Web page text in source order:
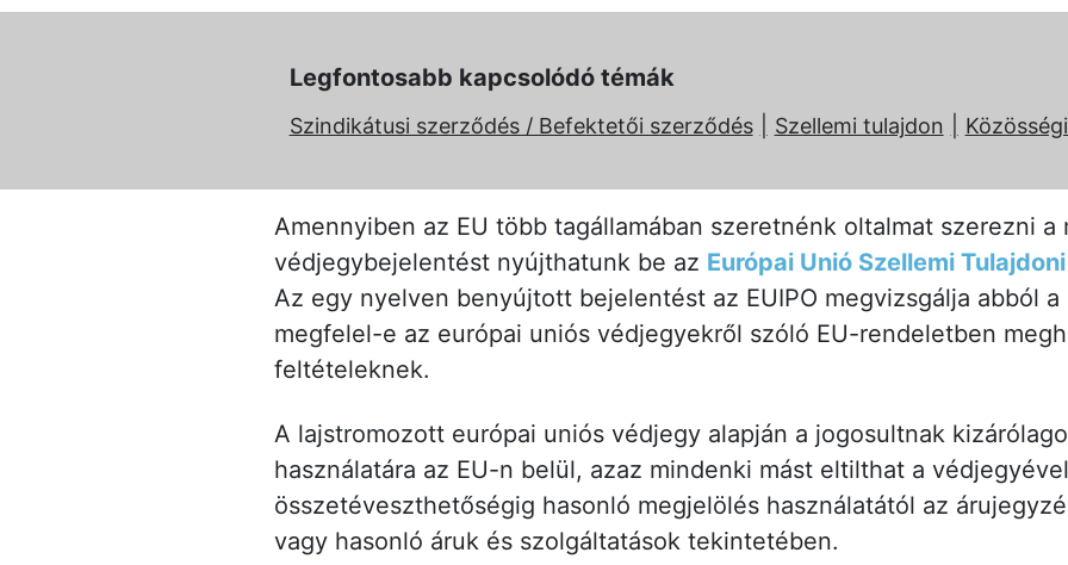
Legfontosabb kapcsolódó témák
Szindikátusi szerződés / Befektetői szerződés Szellemi tulajdon
Amennyiben az EU több tagállamában szeretnénk oltalmat szerezni a
védjegybejelentést nyújthatunk be az Európai Unió Szellemi
Az egy nyelven benyújtott bejelentést az EUIPO megvizsgálja abból
megfelel-e az európai uniós védjegyekről szóló EU-rendeletben
feltételeknek.
A lajstromozott európai uniós védjegy alapján a jogosultnak
használatára az EU-n belül, azaz mindenki mást eltilthat a
összetéveszthetőségig hasonló megjelölés használatától az
vagy hasonló áruk és szolgáltatások tekintetében.